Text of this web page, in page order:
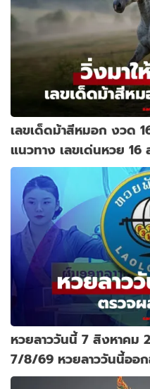
เลขเด็ดม้าสีหมอก งวด
แนวทาง เลขเด่นหวย 16
หวยลาววันนี้ 7 สิงหาคม
7/8/69 หวยลาววันนี้ออก